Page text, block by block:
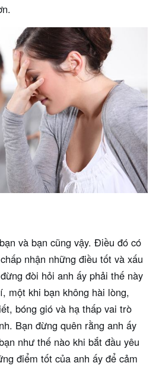
và bạn cũng vậy. Điều đó có
nhận những điều tốt và xấu
đòi hỏi anh ấy phải thế này
một khi bạn không hài lòng,
bóng gió và hạ thấp vai trò
Bạn đừng quên rằng anh ấy
như thế nào khi bắt đầu yêu
điểm tốt của anh ấy để cảm